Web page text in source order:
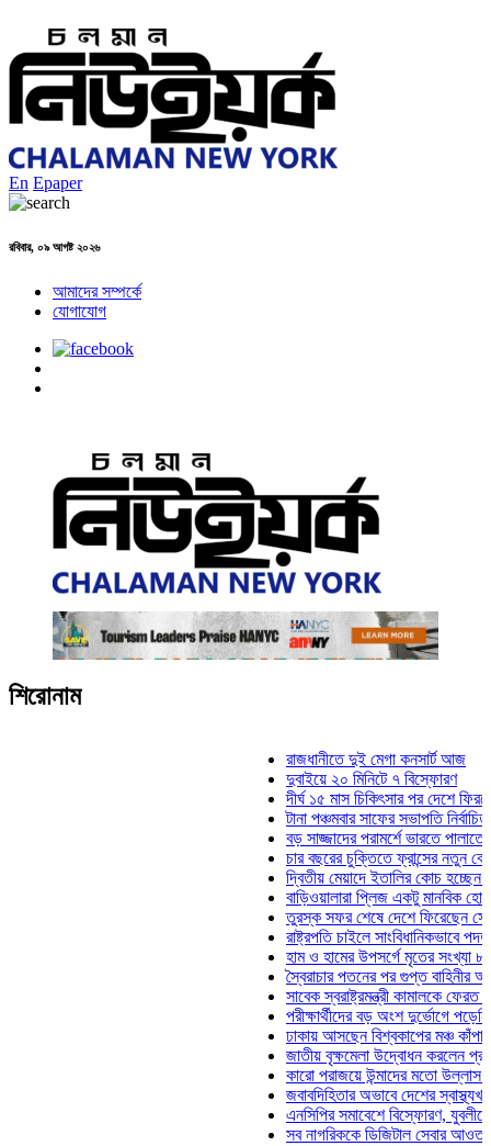
En Epaper
রবিবার, ০৯ আগষ্ট ২০২৬
আমাদের সম্পর্কে
যোগাযোগ
শিরোনাম
রাজধানীতে দুই মেগা কনসার্ট আজ
দুবাইয়ে ২০ মিনিটে ৭ বিস্ফোরণ
দীর্ঘ ১৫ মাস চিকিৎসার পর দেশে ফিরলেন
টানা পঞ্চমবার সাফের সভাপতি নির্বাচিত কাজী
বড় সাজ্জাদের পরামর্শে ভারতে পালাতে
চার বছরের চুক্তিতে ফ্রান্সের নতুন কোচ জিদান
দ্বিতীয় মেয়াদে ইতালির কোচ হচ্ছেন মানচিনি
বাড়িওয়ালারা প্লিজ একটু মানবিক হোন: মনিরা
তুরস্ক সফর শেষে দেশে ফিরেছেন
রাষ্ট্রপতি চাইলে সাংবিধানিকভাবে পদত্যাগ
হাম ও হামের উপসর্গে মৃতের সংখ্যা ৮০০
স্বৈরাচার পতনের পর গুপ্ত বাহিনীর
সাবেক স্বরাষ্ট্রমন্ত্রী কামালকে ফেরত চেয়ে
পরীক্ষার্থীদের বড় অংশ দুর্ভোগে পড়েনি: ড.
ঢাকায় আসছেন বিশ্বকাপের মঞ্চ কাঁপানো সেই
জাতীয় বৃক্ষমেলা উদ্বোধন করলেন প্রধানমন্ত্রী
কারো পরাজয়ে উন্মাদের মতো উল্লাস করতে
জবাবদিহিতার অভাবে দেশের স্বাস্থ্যখাত
এনসিপির সমাবেশে বিস্ফোরণ, যুবলীগের দুই
সব নাগরিককে ডিজিটাল সেবার আওতায় আনতে